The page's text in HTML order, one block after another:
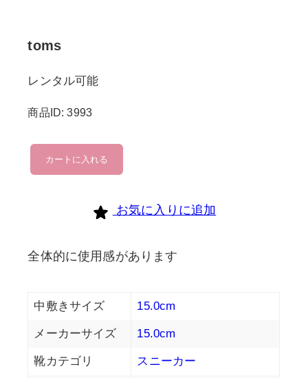
toms
レンタル可能
商品ID: 3993
toms
個
カートに入れる
お気に入りに追加
全体的に使用感があります
中敷きサイズ 15.0cm
メーカーサイズ 15.0cm
靴カテゴリ スニーカー